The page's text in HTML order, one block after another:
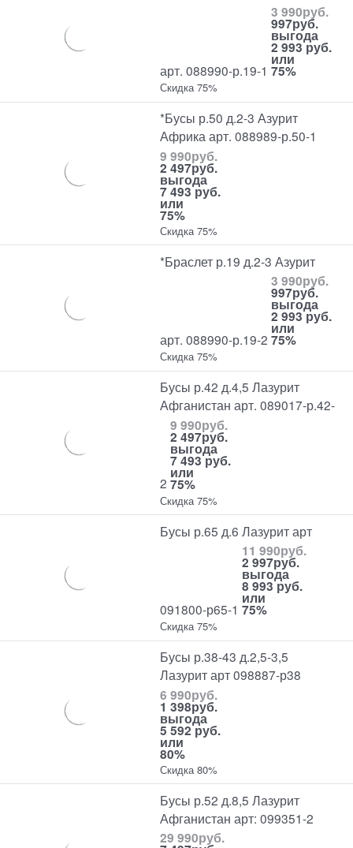
арт. 088990-р.19-1
3 990руб.
997руб.
выгода
2 993 руб.
или
75%
Скидка 75%
*Бусы р.50 д.2-3 Азурит
Африка арт. 088989-р.50-1
9 990руб.
2 497руб.
выгода
7 493 руб.
или
75%
Скидка 75%
*Браслет р.19 д.2-3 Азурит
арт. 088990-р.19-2
3 990руб.
997руб.
выгода
2 993 руб.
или
75%
Скидка 75%
Бусы р.42 д.4,5 Лазурит
Афганистан арт. 089017-р.42-
2
9 990руб.
2 497руб.
выгода
7 493 руб.
или
75%
Скидка 75%
Бусы р.65 д.6 Лазурит арт
091800-р65-1
11 990руб.
2 997руб.
выгода
8 993 руб.
или
75%
Скидка 75%
Бусы р.38-43 д.2,5-3,5
Лазурит арт 098887-р38
6 990руб.
1 398руб.
выгода
5 592 руб.
или
80%
Скидка 80%
Бусы р.52 д.8,5 Лазурит
Афганистан арт: 099351-2
29 990руб.